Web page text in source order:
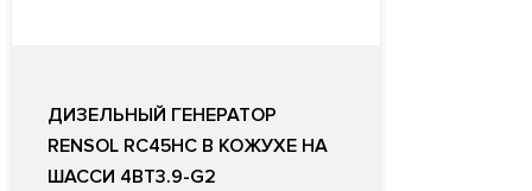
ДИЗЕЛЬНЫЙ ГЕНЕРАТОР
RENSOL RC45HC В КОЖУХЕ НА
ШАССИ 4BT3.9-G2